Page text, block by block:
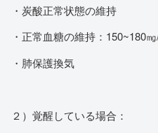
・炭酸正常状態の維持
・正常血糖の維持：150~180
・肺保護換気
２）覚醒している場合：